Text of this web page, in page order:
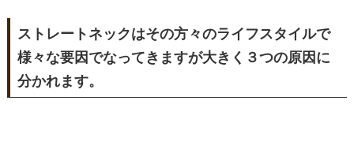
ストレートネックはその方々のライフスタイルで
様々な要因でなってきますが大きく３つの原因に
分かれます。